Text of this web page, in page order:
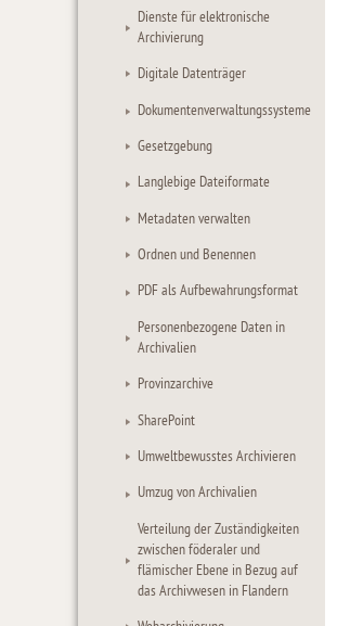
Dienste für elektronische
Archivierung
Digitale Datenträger
Dokumentenverwaltungssysteme
Gesetzgebung
Langlebige Dateiformate
Metadaten verwalten
Ordnen und Benennen
PDF als Aufbewahrungsformat
Personenbezogene Daten in
Archivalien
Provinzarchive
SharePoint
Umweltbewusstes Archivieren
Umzug von Archivalien
Verteilung der Zuständigkeiten
zwischen föderaler und
flämischer Ebene in Bezug auf
das Archivwesen in Flandern